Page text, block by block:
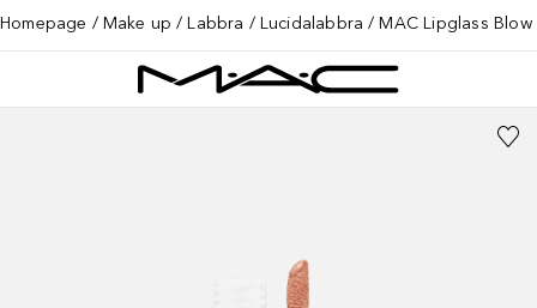
Homepage Make up Labbra Lucidalabbra MAC Lipglass